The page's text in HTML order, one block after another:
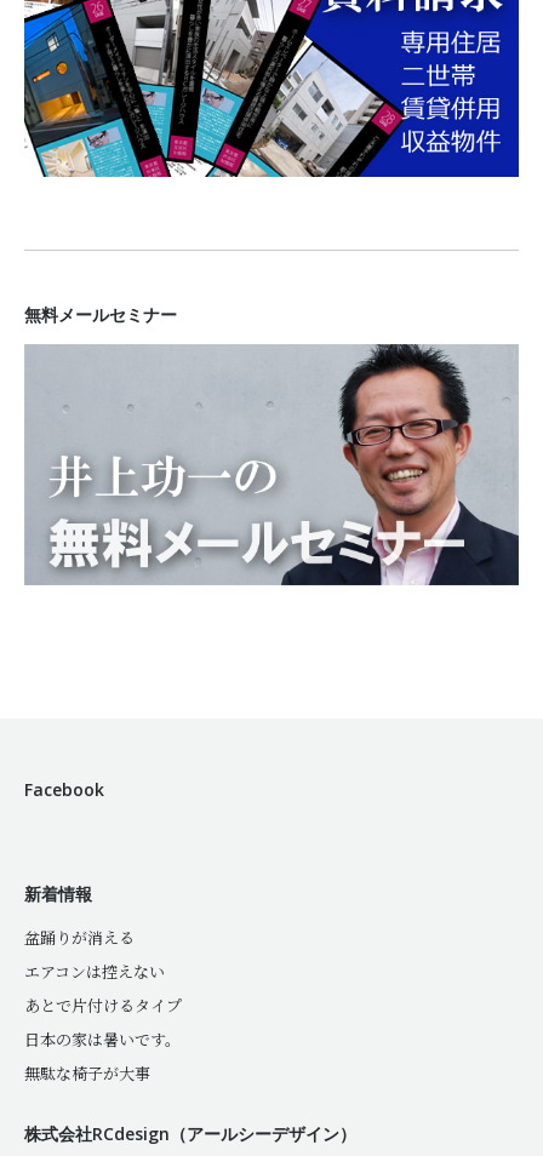
無料メールセミナー
Facebook
新着情報
盆踊りが消える
エアコンは控えない
あとで片付けるタイプ
日本の家は暑いです。
無駄な椅子が大事
株式会社RCdesign（アールシーデザイン）